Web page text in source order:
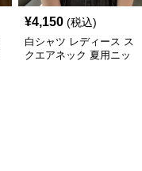
¥4,150 (税込)
白シャツ レディース ス
クエアネック 夏用ニッ